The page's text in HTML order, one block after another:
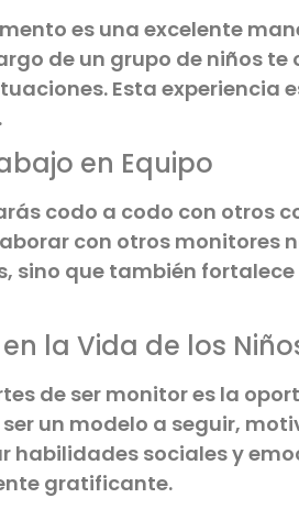
es una excelente
de un grupo de niños
Esta experiencia
en Equipo
codo a codo con otros
con otros monitores
sino que también
la Vida de los
de ser monitor es la
un modelo a seguir,
habilidades sociales y
gratificante.